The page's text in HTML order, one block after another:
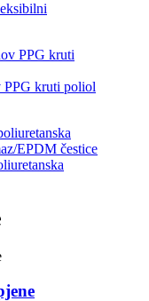
kruti poliol